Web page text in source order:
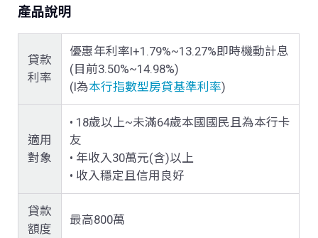
產品說明
貸款
利率
優惠年利率I+1.79%~13.27%即時機動計息
(目前3.50%~14.98%)
(I為本行指數型房貸基準利率)
適用
對象
• 18歲以上~未滿64歲本國國民且為本行卡
友
• 年收入30萬元(含)以上
• 收入穩定且信用良好
貸款
額度
最高800萬